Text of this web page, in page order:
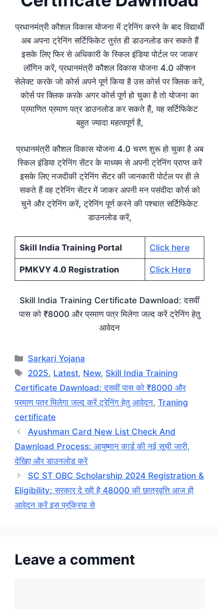
प्रधानमंत्री कौशल विकास योजना में ट्रेनिंग करने के बाद विद्यार्थी
अब अपना ट्रेनिंग सर्टिफिकेट तुरंत ही डाउनलोड कर सकते हैं
इसके लिए फिर से अधिकारी के स्किल इंडिया पोर्टल पर जाकर
लॉगिन करें, प्रधानमंत्री कौशल विकास योजना 4.0 ऑप्शन
सेलेक्ट करके जो कोर्स अपने पूर्ण किया है उस कोर्स पर क्लिक करें,
कोर्स पर क्लिक करके अगर कोर्स पूर्ण हो चुका है तो योजना का
प्रमाणित प्रमाण पत्र डाउनलोड कर सकते हैं, यह सर्टिफिकेट
बहुत ज्यादा महत्वपूर्ण है,
प्रधानमंत्री कौशल विकास योजना 4.0 चरण शुरू हो चुका है अब
स्किल इंडिया ट्रेनिंग सेंटर के माध्यम से अपनी ट्रेनिंग प्राप्त करें
इसके लिए नजदीकी ट्रेनिंग सेंटर की जानकारी पोर्टल पर ही ले
सकते हैं वह ट्रेनिंग सेंटर में जाकर अपनी मन पसंदीदा कोर्स को
चुने और ट्रेनिंग करें, ट्रेनिंग पूर्ण करने की पश्चात सर्टिफिकेट
डाउनलोड करें,
Skill India Training Portal Click here
PMKVY 4.0 Registration Click Here
Skill India Training Certificate Dawnload: दसवीं
पास को ₹8000 और प्रमाण पत्र मिलेगा जल्द करें ट्रेनिंग हेतु
आवेदन
Categories
Sarkari Yojana
Tags
2025, Latest, New, Skill India Training
Certificate Dawnload: दसवीं पास को ₹8000 और
प्रमाण पत्र मिलेगा जल्द करें ट्रेनिंग हेतु आवेदन, Traning
certificate
Ayushman Card New List Check And
Dawnload Process: आयुष्मान कार्ड की नई सूची जारी,
देखिए और डाउनलोड करें
SC ST OBC Scholarship 2024 Registration &
Eligibility: सरकार दे रही है 48000 की छात्रवृत्ति आज ही
आवेदन करें इस प्रक्रिया से
Leave a comment